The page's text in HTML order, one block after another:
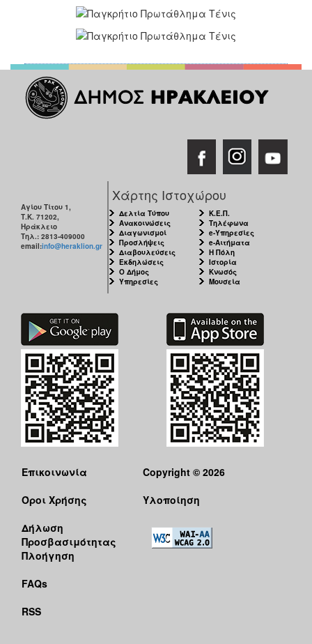
Αγίου Τίτου 1,
Τ.Κ. 71202,
Ηράκλειο
Τηλ.: 2813-409000
email:info@heraklion.gr
Χάρτης Ιστοχώρου
Δελτία Τύπου
Ανακοινώσεις
Διαγωνισμοί
Προσλήψεις
Διαβουλεύσεις
Εκδηλώσεις
Ο Δήμος
Υπηρεσίες
Κ.Ε.Π.
Τηλέφωνα
e-Υπηρεσίες
e-Αιτήματα
Η Πόλη
Ιστορία
Κνωσός
Μουσεία
Επικοινωνία
Όροι Χρήσης
Δήλωση
Προσβασιμότητας
Πλοήγηση
FAQs
RSS
Copyright © 2026
Υλοποίηση